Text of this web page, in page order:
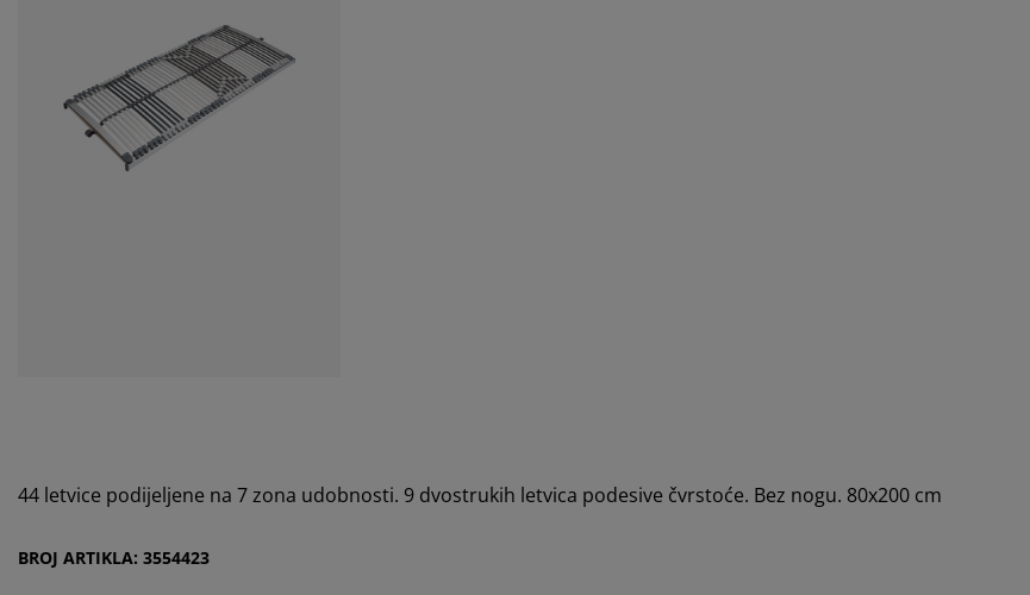
44 letvice podijeljene na 7 zona udobnosti. 9 dvostrukih letvica podesive čvrstoće. Bez nogu. 80x200 cm
BROJ ARTIKLA: 3554423